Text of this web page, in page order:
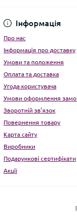
Інформація
Про нас
Інформація про доставку
Умови та положення
Оплата та доставка
Угода користувача
Умови оформлення
Зворотній зв’язок
Повернення товару
Карта сайту
Виробники
Подарункові сертифікати
Акції